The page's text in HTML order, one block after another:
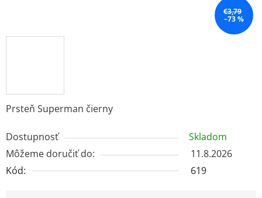
Prsteň Superman čierny
Dostupnosť
Skladom
Môžeme doručiť do:
11.8.2026
Kód:
619
€3,79
–73 %